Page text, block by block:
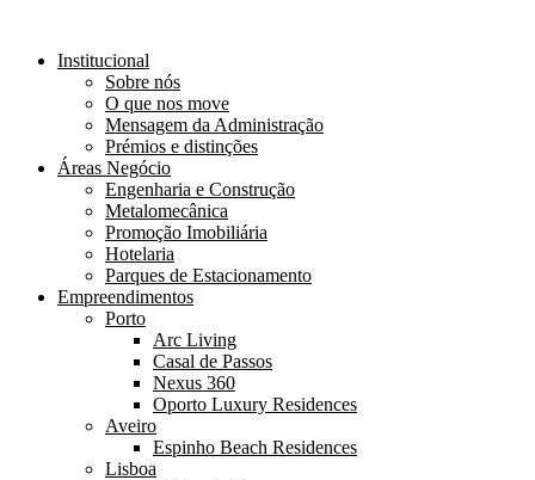
Institucional
Sobre nós
O que nos move
Mensagem da Administração
Prémios e distinções
Áreas Negócio
Engenharia e Construção
Metalomecânica
Promoção Imobiliária
Hotelaria
Parques de Estacionamento
Empreendimentos
Porto
Arc Living
Casal de Passos
Nexus 360
Oporto Luxury Residences
Aveiro
Espinho Beach Residences
Lisboa